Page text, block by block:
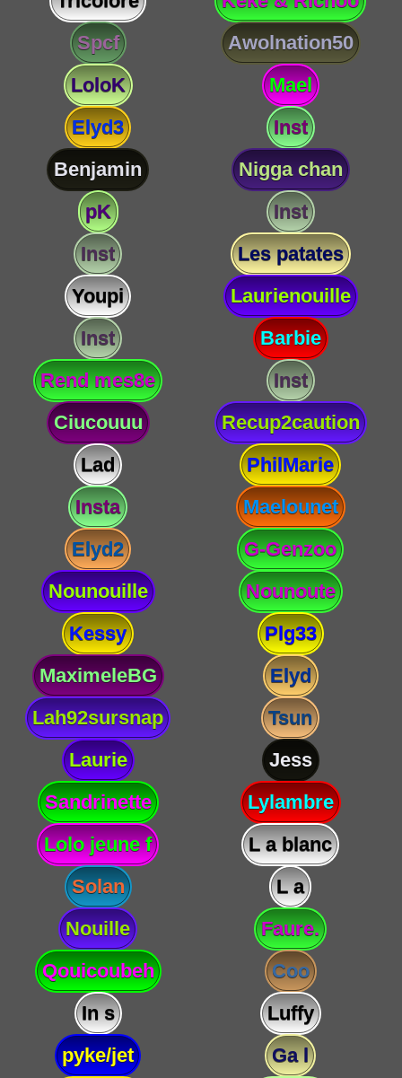
Spcf
Awolnation50
LoloK
Mael
Elyd3
Inst
Benjamin
Nigga chan
pK
Inst
Inst
Les patates
Youpi
Laurienouille
Inst
Barbie
Rend mes8e
Inst
Ciucouuu
Recup2caution
Lad
PhilMarie
Insta
Maelounet
Elyd2
G-Genzoo
Nounouille
Nounoute
Kessy
Plg33
MaximeleBG
Elyd
Lah92sursnap
Tsun
Laurie
Jess
Sandrinette
Lylambre
Lolo jeune f
L a blanc
Solan
L a
Nouille
Faure.
Qouicoubeh
Coo
In s
Luffy
pyke/jet
Ga l